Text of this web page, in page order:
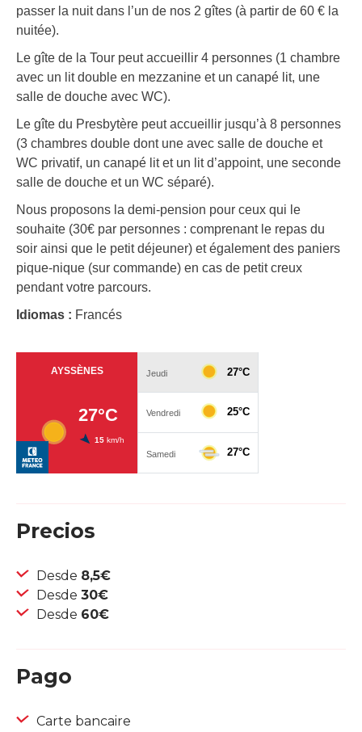
passer la nuit dans l’un de nos 2 gîtes (à partir de 60 € la
nuitée).
Le gîte de la Tour peut accueillir 4 personnes (1 chambre
avec un lit double en mezzanine et un canapé lit, une
salle de douche avec WC).
Le gîte du Presbytère peut accueillir jusqu’à 8 personnes
(3 chambres double dont une avec salle de douche et
WC privatif, un canapé lit et un lit d’appoint, une seconde
salle de douche et un WC séparé).
Nous proposons la demi-pension pour ceux qui le
souhaite (30€ par personnes : comprenant le repas du
soir ainsi que le petit déjeuner) et également des paniers
pique-nique (sur commande) en cas de petit creux
pendant votre parcours.
Idiomas : Francés
Precios
Desde 8,5€
Desde 30€
Desde 60€
Pago
Carte bancaire